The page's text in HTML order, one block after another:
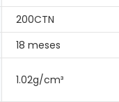
200CTN
18 meses
1.02g/cm³